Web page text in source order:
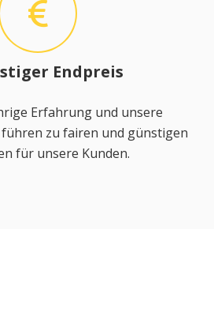
Endpreis
Erfahrung und unsere
zu fairen und günstigen
für unsere Kunden.